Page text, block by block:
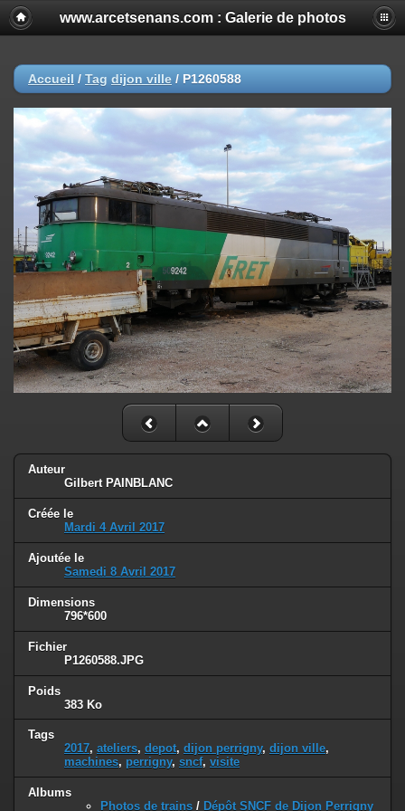
www.arcetsenans.com : Galerie de photos
Accueil / Tag dijon ville / P1260588
Auteur
Gilbert PAINBLANC
Créée le
Mardi 4 Avril 2017
Ajoutée le
Samedi 8 Avril 2017
Dimensions
796*600
Fichier
P1260588.JPG
Poids
383 Ko
Tags
2017, ateliers, depot, dijon perrigny, dijon ville,
machines, perrigny, sncf, visite
Albums
Photos de trains / Dépôt SNCF de Dijon Perrigny